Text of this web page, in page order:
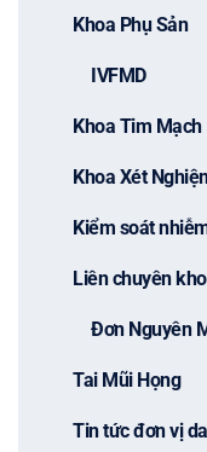
Khoa Phụ Sản
IVFMD
Khoa Tim Mạch
Khoa Xét
Kiểm soát
Liên chuyên
Đơn Nguyên
Tai Mũi Họng
Tin tức đơn vị